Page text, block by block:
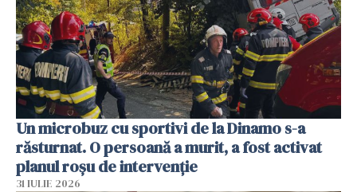
Un microbuz cu sportivi de la Dinamo s-a
răsturnat. O persoană a murit, a fost activat
planul roșu de intervenție
31 IULIE 2026